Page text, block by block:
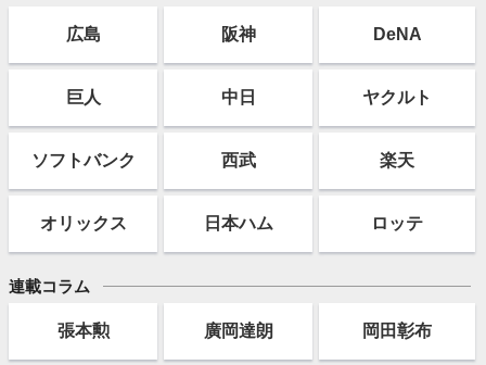
広島 阪神 DeNA
巨人 中日 ヤクルト
ソフトバンク 西武 楽天
オリックス 日本ハム ロッテ
連載コラム
張本勲 廣岡達朗 岡田彰布